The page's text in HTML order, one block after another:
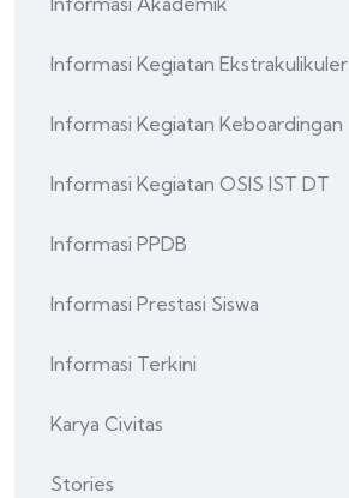
Informasi Kegiatan Ekstrakulikuler
Informasi Kegiatan Keboardingan
Informasi Kegiatan OSIS IST DT
Informasi PPDB
Informasi Prestasi Siswa
Informasi Terkini
Karya Civitas
Stories